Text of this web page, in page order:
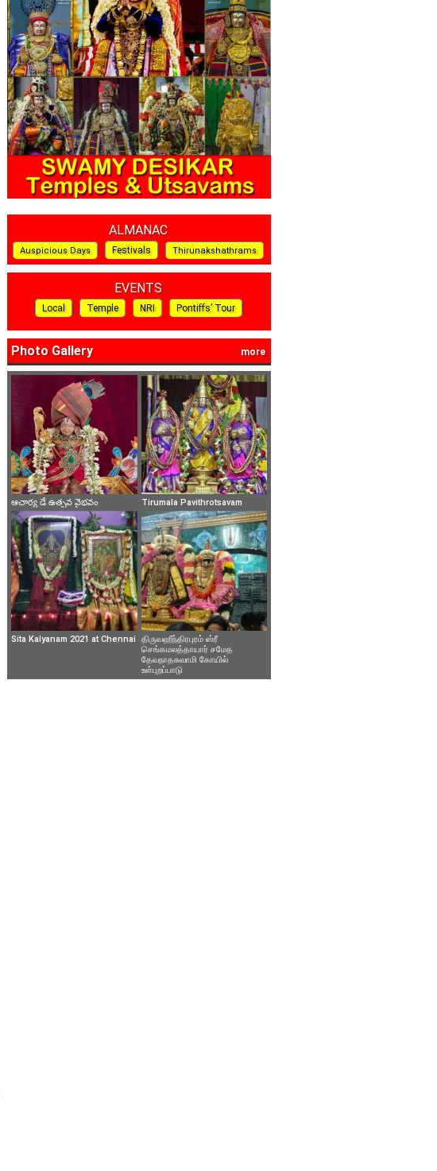
ALMANAC
Auspicious Days Festivals Thirunakshathrams
EVENTS
Local Temple NRI Pontiffs’ Tour
Photo Gallery more
ఆచార్య డే ఉత్సవ వైభవం Tirumala Pavithrotsavam
Sita Kalyanam 2021 at Chennai
திருவஹீந்திரபுரம் ஸ்ரீ
செங்கமலத்தாயார் சமேத
தேவநாதசுவாமி கோயில்
உள்புறப்பாடு